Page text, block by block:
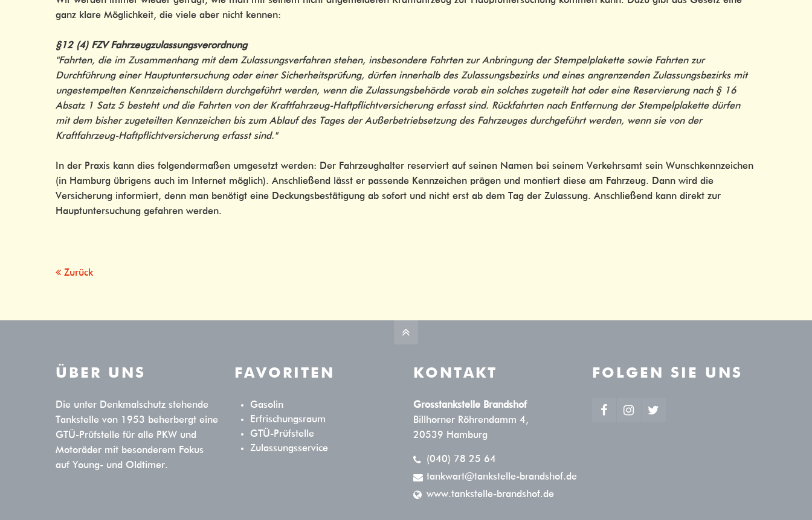
ganz klare Möglichkeit, die viele aber nicht kennen:
§12 (4) FZV Fahrzeugzulassungsverordnung
"Fahrten, die im Zusammenhang mit dem Zulassungsverfahren stehen, insbesondere Fahrten zur Anbringung der Stempelplakette sowie Fahrten zur
Durchführung einer Hauptuntersuchung oder einer Sicherheitsprüfung, dürfen innerhalb des Zulassungsbezirks und eines angrenzenden Zulassungsbezirks mit
ungestempelten Kennzeichenschildern durchgeführt werden, wenn die Zulassungsbehörde vorab ein solches zugeteilt hat oder eine Reservierung nach § 16
Absatz 1 Satz 5 besteht und die Fahrten von der Kraftfahrzeug-Haftpflichtversicherung erfasst sind. Rückfahrten nach Entfernung der Stempelplakette dürfen
mit dem bisher zugeteilten Kennzeichen bis zum Ablauf des Tages der Außerbetriebsetzung des Fahrzeuges durchgeführt werden, wenn sie von der
Kraftfahrzeug-Haftpflichtversicherung erfasst sind."
In der Praxis kann dies folgendermaßen umgesetzt werden: Der Fahrzeughalter reserviert auf seinen Namen bei seinem Verkehrsamt sein Wunschkennzeichen
(in Hamburg übrigens auch im Internet möglich). Anschließend lässt er passende Kennzeichen prägen und montiert diese am Fahrzeug. Dann wird die
Versicherung informiert, denn man benötigt eine Deckungsbestätigung ab sofort und nicht erst ab dem Tag der Zulassung. Anschließend kann direkt zur
Hauptuntersuchung gefahren werden.
Zurück
ÜBER UNS
Die unter Denkmalschutz stehende
Tankstelle von 1953 beherbergt eine
GTÜ-Prüfstelle für alle PKW und
Motoräder mit besonderem Fokus
auf Young- und Oldtimer.
FAVORITEN
Gasolin
Erfrischungsraum
GTÜ-Prüfstelle
Zulassungsservice
KONTAKT
Grosstankstelle Brandshof
Billhorner Röhrendamm 4,
20539 Hamburg
(040) 78 25 64
tankwart@tankstelle-brandshof.de
www.tankstelle-brandshof.de
FOLGEN SIE UNS